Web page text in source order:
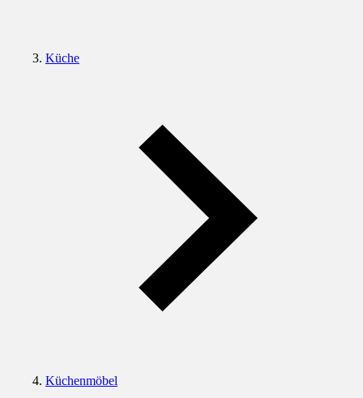
Küche
Küchenmöbel